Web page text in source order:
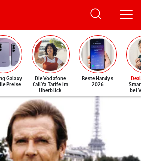
Galaxy
Preise
Die Vodafone
CallYa-Tarife im
Überblick
Beste Handys
2026
Deal
bei